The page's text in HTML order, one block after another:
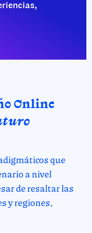
Online
que
a nivel
de resaltar las
y regiones,